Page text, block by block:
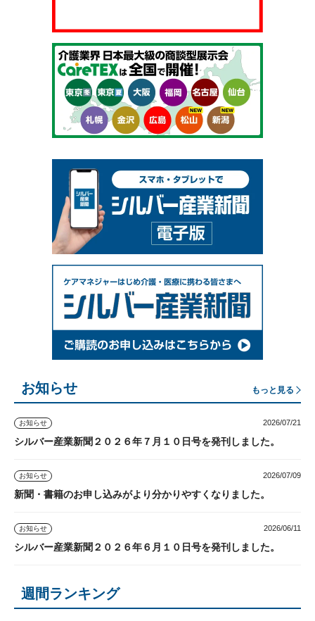
お知らせ もっと見る
お知らせ 2026/07/21
シルバー産業新聞２０２６年７月１０日号を発刊しました。
お知らせ 2026/07/09
新聞・書籍のお申し込みがより分かりやすくなりました。
お知らせ 2026/06/11
シルバー産業新聞２０２６年６月１０日号を発刊しました。
週間ランキング